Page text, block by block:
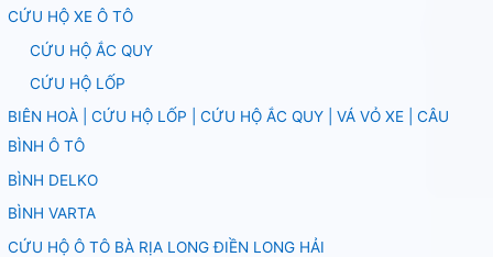
CỨU HỘ XE Ô TÔ
CỨU HỘ ẮC QUY
CỨU HỘ LỐP
BIÊN HOÀ | CỨU HỘ LỐP | CỨU HỘ ẮC QUY | VÁ VỎ XE | CÂU
BÌNH Ô TÔ
BÌNH DELKO
BÌNH VARTA
CỨU HỘ Ô TÔ BÀ RỊA LONG ĐIỀN LONG HẢI